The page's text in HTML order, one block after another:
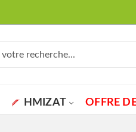
HMIZAT OFFRE